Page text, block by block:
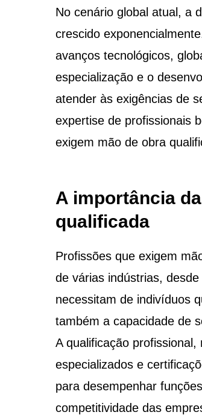
No cenário global atual, a
crescido
avanços tecnológicos,
especialização e o
atender às exigências de
expertise de profissionais
exigem mão de obra
A importância
qualificada
Profissões que exigem
de várias indústrias,
necessitam de indivíduos
também a capacidade de
A qualificação
especializados e
para desempenhar
competitividade das